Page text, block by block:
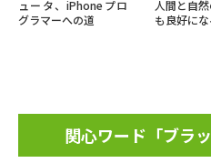
ュータ、iPhoneプロ
グラマーへの道
人間と自
も良好にな
関心ワード「ブラ